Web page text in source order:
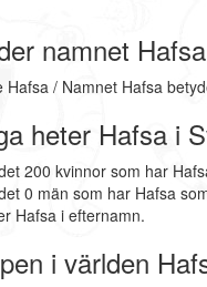
namnet
Hafsa / Namnet Hafsa
heter Hafsa i
200 kvinnor som har
0 män som har Hafsa
Hafsa i efternamn.
i världen